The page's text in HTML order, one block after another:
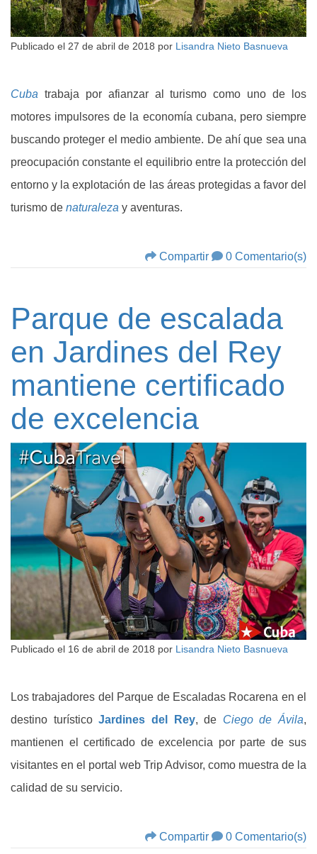
Publicado el 27 de abril de 2018 por Lisandra Nieto Basnueva
Cuba trabaja por afianzar al turismo como uno de los
motores impulsores de la economía cubana, pero siempre
buscando proteger el medio ambiente. De ahí que sea una
preocupación constante el equilibrio entre la protección del
entorno y la explotación de las áreas protegidas a favor del
turismo de naturaleza y aventuras.
Compartir 0 Comentario(s)
Parque de escalada
en Jardines del Rey
mantiene certificado
de excelencia
Publicado el 16 de abril de 2018 por Lisandra Nieto Basnueva
Los trabajadores del Parque de Escaladas Rocarena en el
destino turísticoJardines del Rey, de Ciego de Ávila,
mantienen el certificado de excelencia por parte de sus
visitantes en el portal web Trip Advisor, como muestra de la
calidad de su servicio.
Compartir 0 Comentario(s)